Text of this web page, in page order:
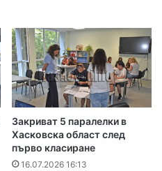
Закриват 5 паралелки в
Хасковска област след
първо класиране
16.07.2026 16:13